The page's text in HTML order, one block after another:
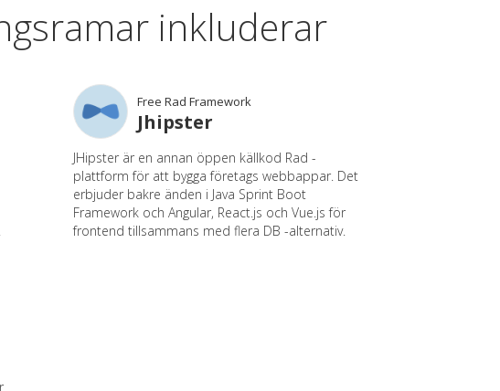
inkluderar
Free Rad Framework
Jhipster
JHipster är en annan öppen källkod Rad -
plattform för att bygga företags webbappar. Det
erbjuder bakre änden i Java Sprint Boot
Framework och Angular, React.js och Vue.js för
frontend tillsammans med flera DB -alternativ.